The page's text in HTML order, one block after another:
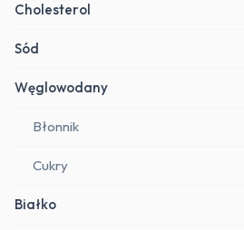
Cholesterol
Sód
Węglowodany
Błonnik
Cukry
Białko